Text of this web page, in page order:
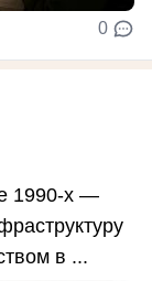
0
1990-х —
в ...